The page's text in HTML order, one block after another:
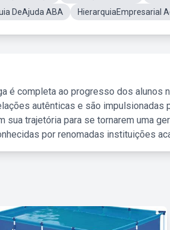
DeAjuda ABA HierarquiaEmpresarial
é completa ao progresso dos alunos
autênticas e são impulsionadas
sua trajetória para se tornarem uma
por renomadas instituições